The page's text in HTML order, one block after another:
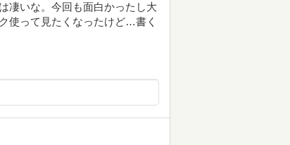
凄いな。今回も面白かったし大
使って見たくなったけど…書く